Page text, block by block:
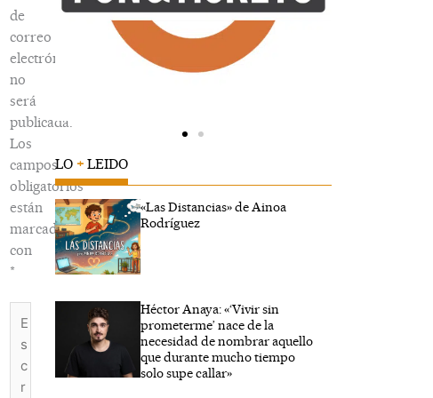
de
correo
electrónico
no
será
publicada.
Los
campos
obligatorios
están
marcados
con
*
aquí...
LO +LEIDO
«Las Distancias» de Ainoa
Rodríguez
Héctor Anaya: «‘Vivir sin
prometerme’ nace de la
necesidad de nombrar aquello
que durante mucho tiempo
solo supe callar»